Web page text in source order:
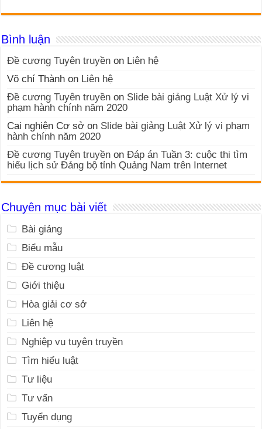
Bình luận
Đề cương Tuyên truyền on Liên hệ
Võ chí Thành on Liên hệ
Đề cương Tuyên truyền on Slide bài giảng Luật Xử lý vi
phạm hành chính năm 2020
Cai nghiện Cơ sở on Slide bài giảng Luật Xử lý vi phạm
hành chính năm 2020
Đề cương Tuyên truyền onĐáp án Tuần 3: cuộc thi tìm
hiểu lịch sử Đảng bộ tỉnh Quảng Nam trên Internet
Chuyên mục bài viết
Bài giảng
Biểu mẫu
Đề cương luật
Giới thiệu
Hòa giải cơ sở
Liên hệ
Nghiệp vụ tuyên truyền
Tìm hiểu luật
Tư liệu
Tư vấn
Tuyển dụng